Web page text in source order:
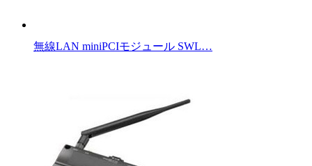
無線LAN miniPCIモジュール SWL…